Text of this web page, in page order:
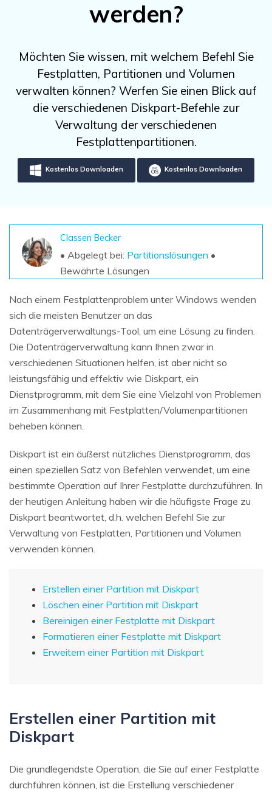
Unbegrenzte Daten vom Mac-System
wiederherstellen
Recoverit kostenlos
wiederherstellen
Kostenlos Testen
Repairit - Datenreparatur
UBackit - Datensicherung
ALLE FUNKTIONEN ENTDECKEN
search
werden?
Möchten Sie wissen, mit welchem Befehl Sie
Festplatten, Partitionen und Volumen
verwalten können? Werfen Sie einen Blick auf
die verschiedenen Diskpart-Befehle zur
Verwaltung der verschiedenen
Festplattenpartitionen.
Kostenlos Downloaden Kostenlos Downloaden
Classen Becker
• Abgelegt bei: Partitionslösungen •
Bewährte Lösungen
Nach einem Festplattenproblem unter Windows wenden
sich die meisten Benutzer an das
Datenträgerverwaltungs-Tool, um eine Lösung zu finden.
Die Datenträgerverwaltung kann Ihnen zwar in
verschiedenen Situationen helfen, ist aber nicht so
leistungsfähig und effektiv wie Diskpart, ein
Dienstprogramm, mit dem Sie eine Vielzahl von Problemen
im Zusammenhang mit Festplatten/Volumenpartitionen
beheben können.
Diskpart ist ein äußerst nützliches Dienstprogramm, das
einen speziellen Satz von Befehlen verwendet, um eine
bestimmte Operation auf Ihrer Festplatte durchzuführen. In
der heutigen Anleitung haben wir die häufigste Frage zu
Diskpart beantwortet, d.h. welchen Befehl Sie zur
Verwaltung von Festplatten, Partitionen und Volumen
verwenden können.
Erstellen einer Partition mit Diskpart
Löschen einer Partition mit Diskpart
Bereinigen einer Festplatte mit Diskpart
Formatieren einer Festplatte mit Diskpart
Erweitern einer Partition mit Diskpart
Erstellen einer Partition mit
Diskpart
Die grundlegendste Operation, die Sie auf einer Festplatte
durchführen können, ist die Erstellung verschiedener